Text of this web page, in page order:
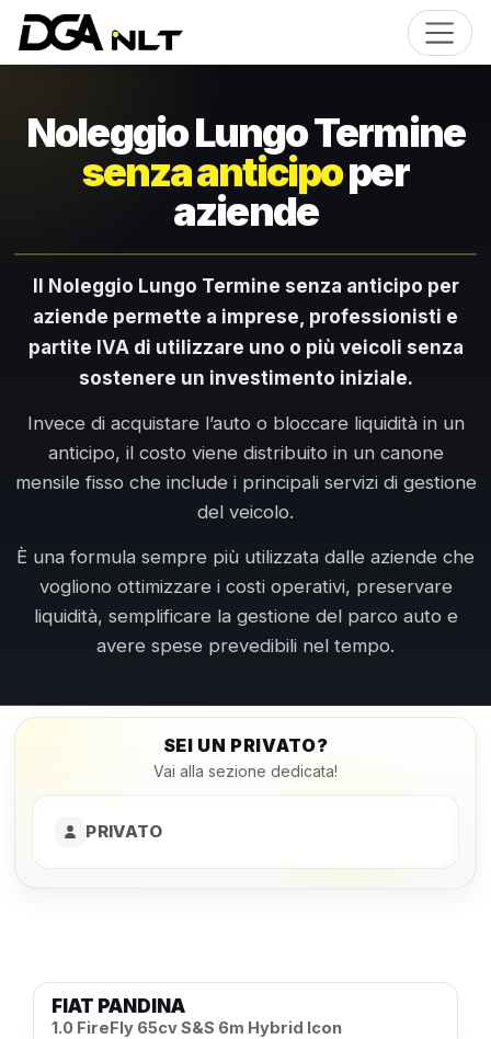
Noleggio Lungo Termine
senza anticipoper
aziende
Il Noleggio Lungo Termine senza anticipo per
aziende permette a imprese, professionisti e
partite IVA di utilizzare uno o più veicoli senza
sostenere un investimento iniziale.
Invece di acquistare l’auto o bloccare liquidità in un
anticipo, il costo viene distribuito in un canone
mensile fisso che include i principali servizi di gestione
del veicolo.
È una formula sempre più utilizzata dalle aziende che
vogliono ottimizzare i costi operativi, preservare
liquidità, semplificare la gestione del parco auto e
avere spese prevedibili nel tempo.
SEI UN PRIVATO?
Vai alla sezione dedicata!
PRIVATO
FIAT PANDINA
1.0 FireFly 65cv S&S 6m Hybrid Icon